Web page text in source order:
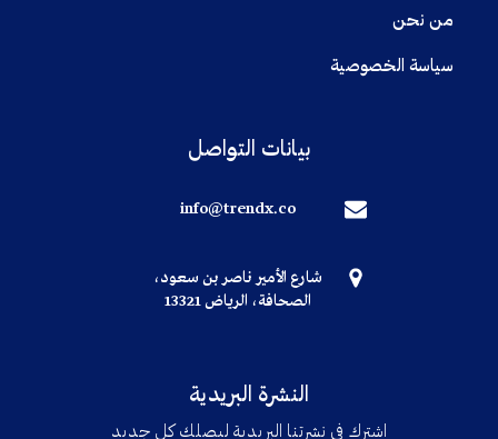
من نحن
سياسة الخصوصية
بيانات التواصل
info@trendx.co
شارع الأمير ناصر بن سعود،
الصحافة، الرياض 13321
النشرة البريدية
اشترك في نشرتنا البريدية ليصلك كل جديد